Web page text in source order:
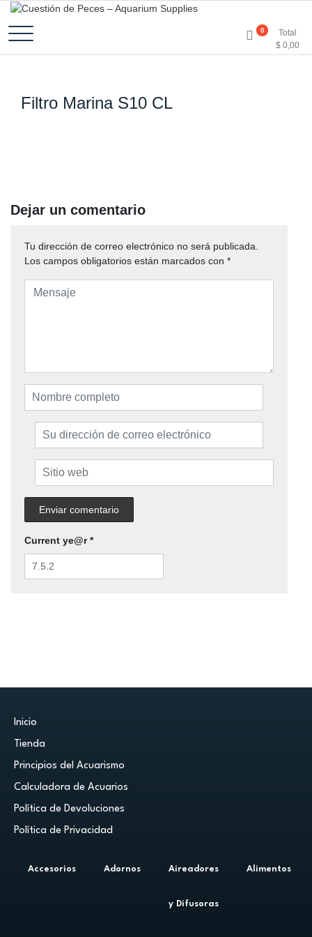
Cuestión de Peces –
Aquarium Supplies
0
Total
$ 0,00
Filtro Marina S10 CL
Dejar un comentario
Tu dirección de correo electrónico no será publicada.
Los campos obligatorios están marcados con *
Current ye@r*
Inicio
Tienda
Principios del Acuarismo
Calculadora de Acuarios
Política de Devoluciones
Política de Privacidad
Accesorios Adornos Aireadores
y Difusoras
Alimentos